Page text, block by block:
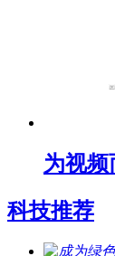
为视
科技推荐